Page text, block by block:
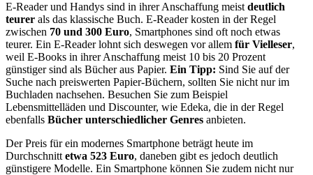
E-Reader und Handys sind in ihrer Anschaffung meist deutlich
teurer als das klassische Buch. E-Reader kosten in der Regel
zwischen 70 und 300 Euro, Smartphones sind oft noch etwas
teurer. Ein E-Reader lohnt sich deswegen vor allem für Vielleser,
weil E-Books in ihrer Anschaffung meist 10 bis 20 Prozent
günstiger sind als Bücher aus Papier. Ein Tipp: Sind Sie auf der
Suche nach preiswerten Papier-Büchern, sollten Sie nicht nur im
Buchladen nachsehen. Besuchen Sie zum Beispiel
Lebensmittelläden und Discounter, wie Edeka, die in der Regel
ebenfalls Bücher unterschiedlicher Genres anbieten.
Der Preis für ein modernes Smartphone beträgt heute im
Durchschnitt etwa 523 Euro, daneben gibt es jedoch deutlich
günstigere Modelle. Ein Smartphone können Sie zudem nicht nur